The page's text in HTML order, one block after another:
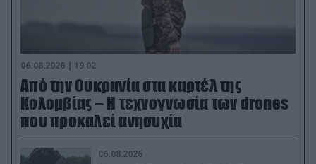
06.08.2026 | 19:02
Από την Ουκρανία στα καρτέλ της
Κολομβίας – Η τεχνογνωσία των drones
που προκαλεί ανησυχία
06.08.2026